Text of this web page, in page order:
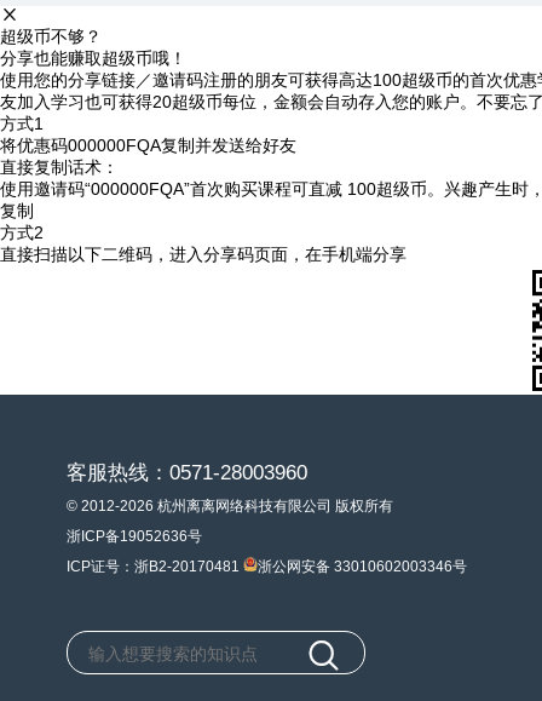
超级币不够？
分享也能赚取超级币哦！
使用您的分享链接／邀请码注册的朋友可获得高达100超级币的首次优
友加入学习也可获得20超级币每位，金额会自动存入您的账户。不要忘
方式1
将优惠码000000FQA复制并发送给好友
直接复制话术：
使用邀请码“000000FQA”首次购买课程可直减 100超级币。兴趣产生时
复制
方式2
直接扫描以下二维码，进入分享码页面，在手机端分享
客服热线：0571-28003960
© 2012-2026 杭州离离网络科技有限公司 版权所有
浙ICP备19052636号
ICP证号：浙B2-20170481
浙公网安备 33010602003346号